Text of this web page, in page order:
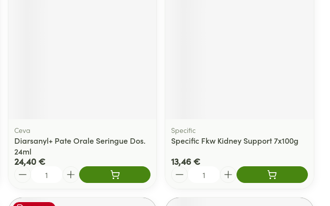
Ceva
Diarsanyl+ Pate Orale Seringue Dos.
24ml
24,40 €
Specific
Specific Fkw Kidney Support 7x100g
13,46 €